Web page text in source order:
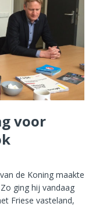
voor
de Koning maakte
ging hij vandaag
Friese vasteland,